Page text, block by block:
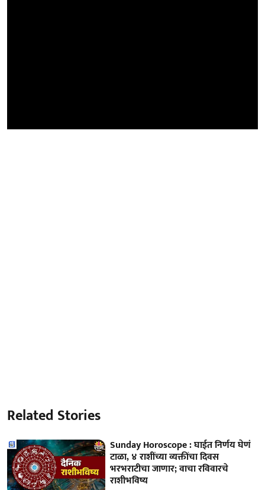
Related Stories
Sunday Horoscope : घाईत निर्णय घेणं
टाळा, ४ राशींच्या व्यक्तींचा दिवस
भरभराटीचा जाणार; वाचा रविवारचे
राशीभविष्य